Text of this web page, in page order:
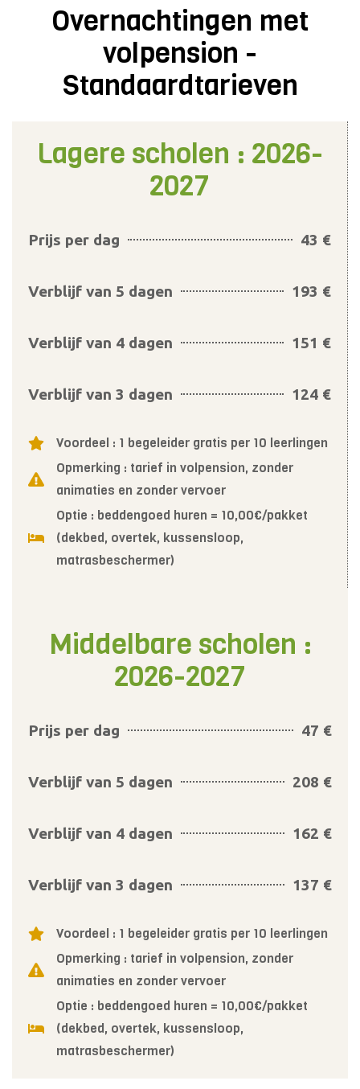
Overnachtingen met
volpension -
Standaardtarieven
Lagere scholen : 2026-
2027
Prijs per dag 43 €
Verblijf van 5 dagen 193 €
Verblijf van 4 dagen 151 €
Verblijf van 3 dagen 124 €
Voordeel : 1 begeleider gratis per 10 leerlingen
Opmerking : tarief in volpension, zonder
animaties en zonder vervoer
Optie : beddengoed huren = 10,00€/pakket
(dekbed, overtek, kussensloop,
matrasbeschermer)
Middelbare scholen :
2026-2027
Prijs per dag 47 €
Verblijf van 5 dagen 208 €
Verblijf van 4 dagen 162 €
Verblijf van 3 dagen 137 €
Voordeel : 1 begeleider gratis per 10 leerlingen
Opmerking : tarief in volpension, zonder
animaties en zonder vervoer
Optie : beddengoed huren = 10,00€/pakket
(dekbed, overtek, kussensloop,
matrasbeschermer)